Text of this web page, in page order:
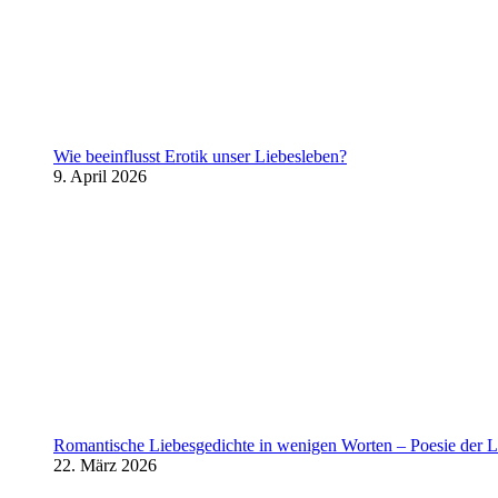
Wie beeinflusst Erotik unser Liebesleben?
9. April 2026
Romantische Liebesgedichte in wenigen Worten – Poesie der
22. März 2026